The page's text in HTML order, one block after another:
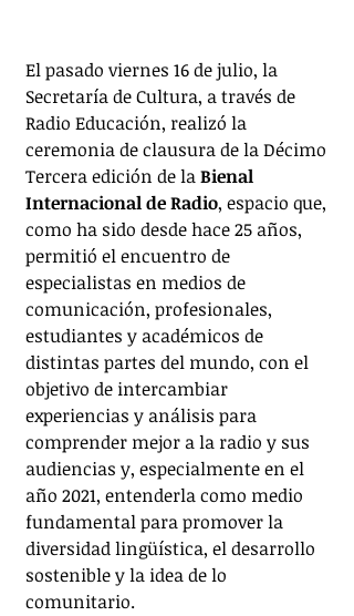
El pasado viernes 16 de julio, la
Secretaría de Cultura, a través de
Radio Educación, realizó la
ceremonia de clausura de la Décimo
Tercera edición de la Bienal
Internacional de Radio, espacio que,
como ha sido desde hace 25 años,
permitió el encuentro de
especialistas en medios de
comunicación, profesionales,
estudiantes y académicos de
distintas partes del mundo, con el
objetivo de intercambiar
experiencias y análisis para
comprender mejor a la radio y sus
audiencias y, especialmente en el
año 2021, entenderla como medio
fundamental para promover la
diversidad lingüística, el desarrollo
sostenible y la idea de lo
comunitario.